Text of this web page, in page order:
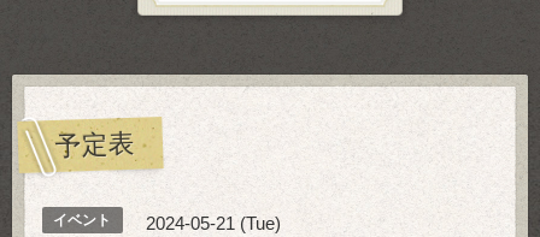
予定表
イベント 2024-05-21 (Tue)